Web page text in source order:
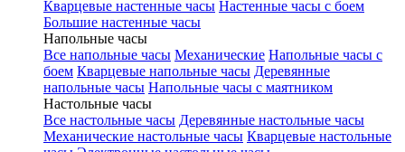
Кварцевые настенные часы Настенные часы с боем
Большие настенные часы
Напольные часы
Все напольные часы Механические Напольные часы с
боем Кварцевые напольные часы Деревянные
напольные часы Напольные часы с маятником
Настольные часы
Все настольные часы Деревянные настольные часы
Механические настольные часы Кварцевые настольные